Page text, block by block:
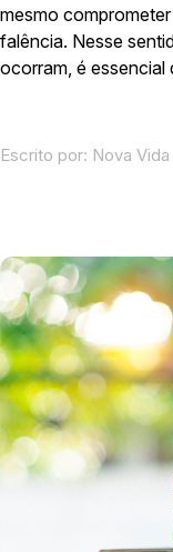
mesmo
falência. Nesse
ocorram, é
Escrito por: Nova Vida